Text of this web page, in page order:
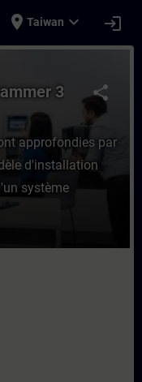
place Taiwan expand_more login
Programmer
share
3
approfondies par
d'installation
système